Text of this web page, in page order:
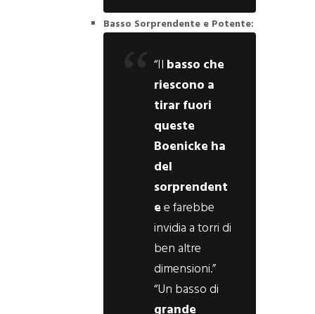
Basso Sorprendente e Potente:
“Il basso che
riescono a
tirar fuori
queste
Boenicke ha
del
sorprendent
ee farebbe
invidia a torri di
ben altre
dimensioni.”
“Un basso di